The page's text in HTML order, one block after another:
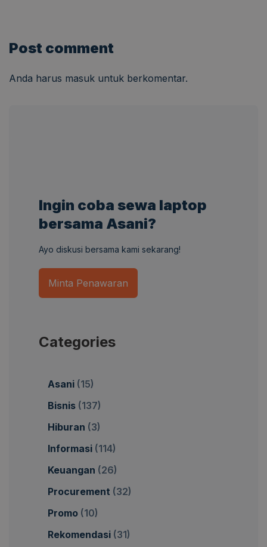
Post comment
Anda harus masuk untuk berkomentar.
Ingin coba sewa laptop
bersama Asani?
Ayo diskusi bersama kami sekarang!
Minta Penawaran
Categories
Asani (15)
Bisnis (137)
Hiburan (3)
Informasi (114)
Keuangan (26)
Procurement (32)
Promo (10)
Rekomendasi (31)